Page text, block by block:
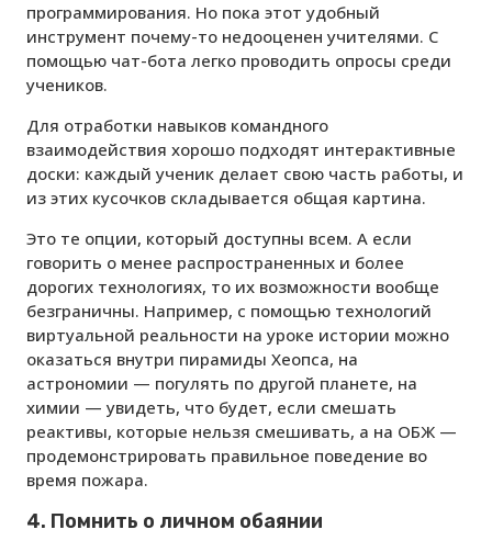
программирования. Но пока этот удобный
инструмент почему-то недооценен учителями. С
помощью чат-бота легко проводить опросы среди
учеников.
Для отработки навыков командного
взаимодействия хорошо подходят интерактивные
доски: каждый ученик делает свою часть работы, и
из этих кусочков складывается общая картина.
Это те опции, который доступны всем. А если
говорить о менее распространенных и более
дорогих технологиях, то их возможности вообще
безграничны. Например, с помощью технологий
виртуальной реальности на уроке истории можно
оказаться внутри пирамиды Хеопса, на
астрономии — погулять по другой планете, на
химии — увидеть, что будет, если смешать
реактивы, которые нельзя смешивать, а на ОБЖ —
продемонстрировать правильное поведение во
время пожара.
4. Помнить о личном обаянии